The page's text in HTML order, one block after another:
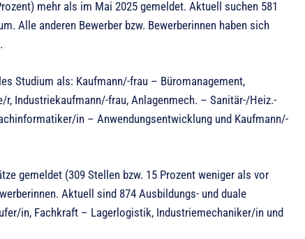
mehr als im Mai 2025 gemeldet. Aktuell suchen 581
Alle anderen Bewerber bzw. Bewerberinnen haben sich
Studium als: Kaufmann/-frau – Büromanagement,
Industriekaufmann/-frau, Anlagenmech. – Sanitär-/Heiz.-
in – Anwendungsentwicklung und Kaufmann/-
gemeldet (309 Stellen bzw. 15 Prozent weniger als vor
Aktuell sind 874 Ausbildungs- und duale
in, Fachkraft – Lagerlogistik, Industriemechaniker/in und